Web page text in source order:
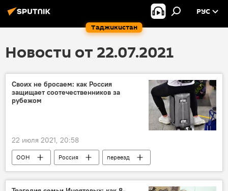
Таджикистан
РУС
Новости от 22.07.2021
Своих не бросаем: как Россия
защищает соотечественников за
рубежом
22 июля 2021, 20:58
ООН Россия
переезд
Миграция